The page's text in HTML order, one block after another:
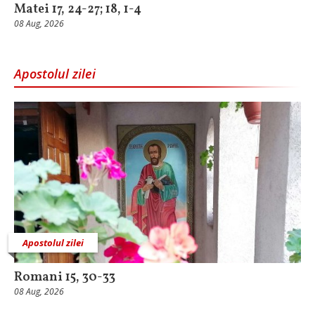
Matei 17, 24-27; 18, 1-4
08 Aug, 2026
Apostolul zilei
Apostolul zilei
Romani 15, 30-33
08 Aug, 2026